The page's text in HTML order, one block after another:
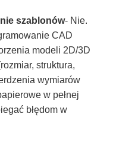
szablonów- Nie.
CAD
modeli 2D/3D
struktura,
wymiarów
w pełnej
błędom w